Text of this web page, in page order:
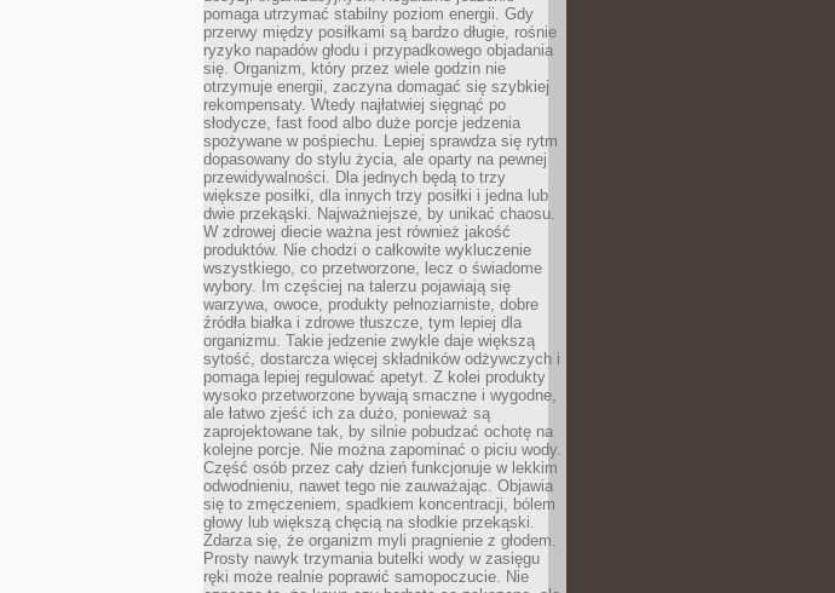
pomaga utrzymać stabilny poziom energii. Gdy
przerwy między posiłkami są bardzo długie, rośnie
ryzyko napadów głodu i przypadkowego objadania
się. Organizm, który przez wiele godzin nie
otrzymuje energii, zaczyna domagać się szybkiej
rekompensaty. Wtedy najłatwiej sięgnąć po
słodycze, fast food albo duże porcje jedzenia
spożywane w pośpiechu. Lepiej sprawdza się rytm
dopasowany do stylu życia, ale oparty na pewnej
przewidywalności. Dla jednych będą to trzy
większe posiłki, dla innych trzy posiłki i jedna lub
dwie przekąski. Najważniejsze, by unikać chaosu.
W zdrowej diecie ważna jest również jakość
produktów. Nie chodzi o całkowite wykluczenie
wszystkiego, co przetworzone, lecz o świadome
wybory. Im częściej na talerzu pojawiają się
warzywa, owoce, produkty pełnoziarniste, dobre
źródła białka i zdrowe tłuszcze, tym lepiej dla
organizmu. Takie jedzenie zwykle daje większą
sytość, dostarcza więcej składników odżywczych i
pomaga lepiej regulować apetyt. Z kolei produkty
wysoko przetworzone bywają smaczne i wygodne,
ale łatwo zjeść ich za dużo, ponieważ są
zaprojektowane tak, by silnie pobudzać ochotę na
kolejne porcje. Nie można zapominać o piciu wody.
Część osób przez cały dzień funkcjonuje w lekkim
odwodnieniu, nawet tego nie zauważając. Objawia
się to zmęczeniem, spadkiem koncentracji, bólem
głowy lub większą chęcią na słodkie przekąski.
Zdarza się, że organizm myli pragnienie z głodem.
Prosty nawyk trzymania butelki wody w zasięgu
ręki może realnie poprawić samopoczucie. Nie